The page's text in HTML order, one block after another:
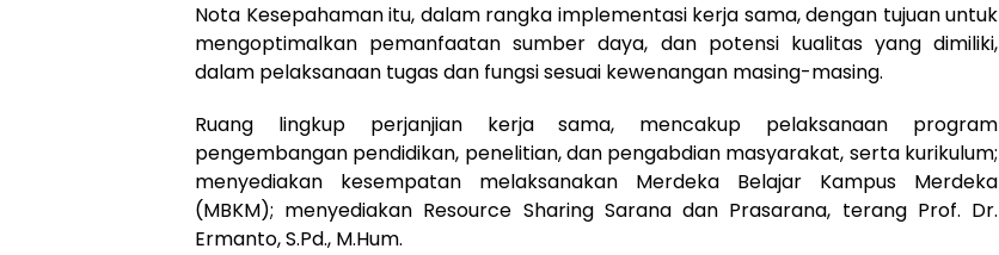
Nota Kesepahaman itu, dalam rangka implementasi kerja sama, dengan tujuan untuk
mengoptimalkan pemanfaatan sumber daya, dan potensi kualitas yang dimiliki,
dalam pelaksanaan tugas dan fungsi sesuai kewenangan masing-masing.
Ruang lingkup perjanjian kerja sama, mencakup pelaksanaan program
pengembangan pendidikan, penelitian, dan pengabdian masyarakat, serta kurikulum;
menyediakan kesempatan melaksanakan Merdeka Belajar Kampus Merdeka
(MBKM); menyediakan Resource Sharing Sarana dan Prasarana, terang Prof. Dr.
Ermanto, S.Pd., M.Hum.